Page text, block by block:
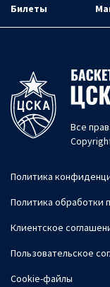
Билеты
Все
Политика
Политика обработки
Клиентское
Пользовательское
Cookie-файлы